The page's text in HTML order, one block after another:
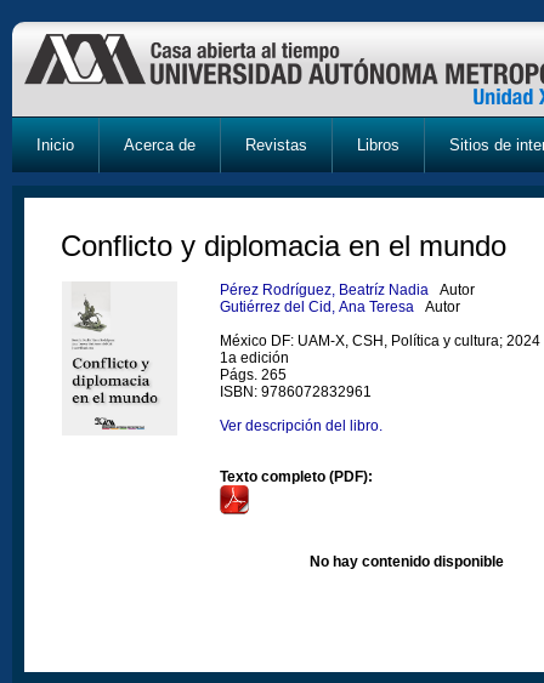
Inicio Acerca de Revistas Libros Sitios de
Conflicto y diplomacia en el mundo
Pérez Rodríguez, Beatríz Nadia Autor
Gutiérrez del Cid, Ana Teresa Autor
México DF: UAM-X, CSH, Política y cultura; 2024
1a edición
Págs. 265
ISBN: 9786072832961
Ver descripción del libro.
Texto completo (PDF):
No hay contenido disponible